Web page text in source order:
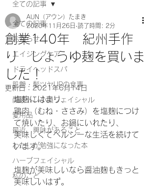
全ての記事
お知らせ
エイジングケア
ドライヘッドスパ
肌艶・髪ツヤUPの食事
顔筋トレ小顔フェイシャル
愛用品
最近、興味があること
わたしが勉強になった本
ハーブフェイシャル
私のこと
全ての記事
創業140年 紀州手作
り しょうゆ麹を買いま
した！
AUN（アウン）たまき
2020年11月26日 読了時間: 2分
更新日： 2021年6月14日
塩麹にはまり、
鶏肉（むね・ささみ）を塩麹につけ
て焼いたり、お鍋にいれたり、
美味しくてヘルシーな生活を続けて
います。
塩麹が美味しいなら醤油麹もきっと
美味しいはず。